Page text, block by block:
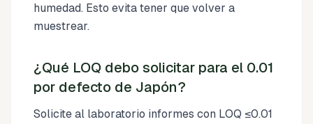
humedad. Esto evita tener que volver a
muestrear.
¿Qué LOQ debo solicitar para el 0.01
por defecto de Japón?
Solicite al laboratorio informes con LOQ ≤0.01